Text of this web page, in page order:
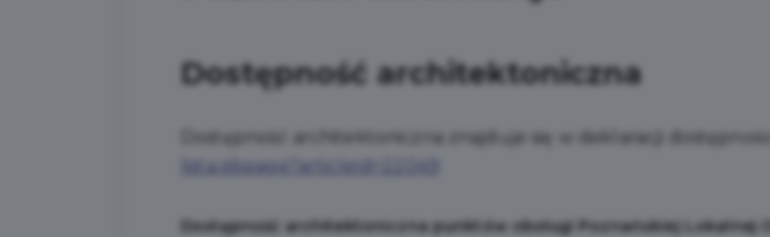
Dostępność architektoniczna
Dostępność architektoniczna znajduje się w deklaracji
lista.qbpage?articleId=22049
Dostępność architektoniczna punktów obsługi Poznańskiej Lokalnej